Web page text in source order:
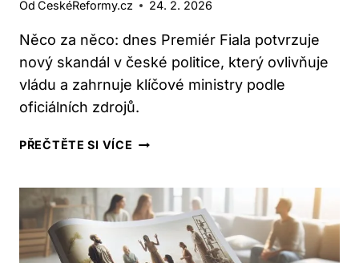
Od ČeskéReformy.cz 24. 2. 2026
Něco za něco: dnes Premiér Fiala potvrzuje
nový skandál v české politice, který ovlivňuje
vládu a zahrnuje klíčové ministry podle
oficiálních zdrojů.
PŘEČTĚTE SI VÍCE NĚCO
NOVÝ
SKANDÁL
ČESKÉ